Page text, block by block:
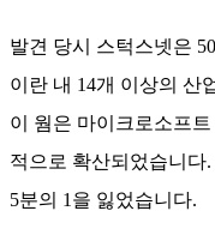
발견 당시 스턱스넷은
이란 내 14개 이상의 산
이 웜은 마이크로소프
적으로 확산되었습니다
5분의 1을 잃었습니다.